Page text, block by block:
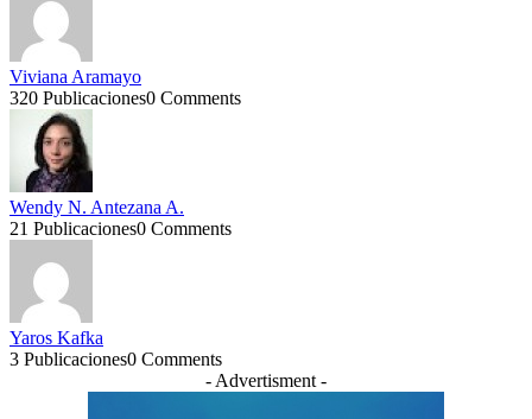
Viviana Aramayo
320 Publicaciones0 Comments
Wendy N. Antezana A.
21 Publicaciones0 Comments
Yaros Kafka
3 Publicaciones0 Comments
- Advertisment -